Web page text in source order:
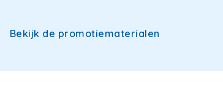
Bekijk de promotiematerialen